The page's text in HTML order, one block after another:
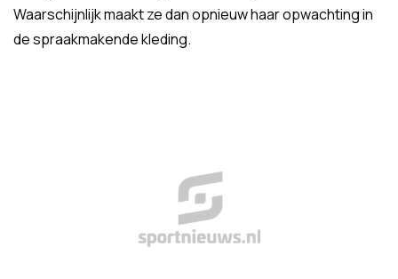
Waarschijnlijk maakt ze dan opnieuw haar opwachting in
de spraakmakende kleding.